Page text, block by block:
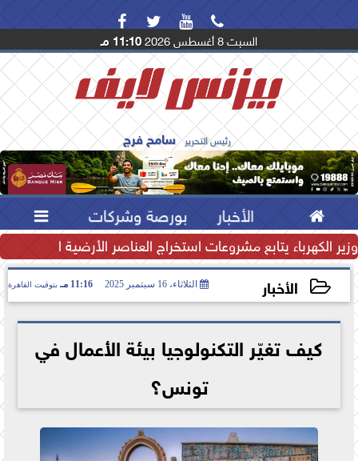
   
السبت 8 أغسطس 2026 11:10 مـ
رئيس التحرير سامح فرج
 الأخبار بورصة وشركات 
النقدي يرتفع إلى...
وزير الكهرباء يتابع مشروعات استخراج العناصر الأرضية النادرة
الأخبار الثلاثاء، 16 سبتمبر 2025 11:16 مـ بتوقيت القاهرة
2025-09-16 23:16:22
كيف تغيّر التكنولوجيا بيئة الأعمال في
تونس؟